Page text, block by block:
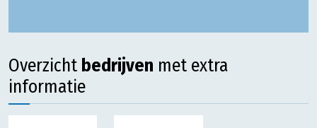
Overzicht bedrijven met extra
informatie